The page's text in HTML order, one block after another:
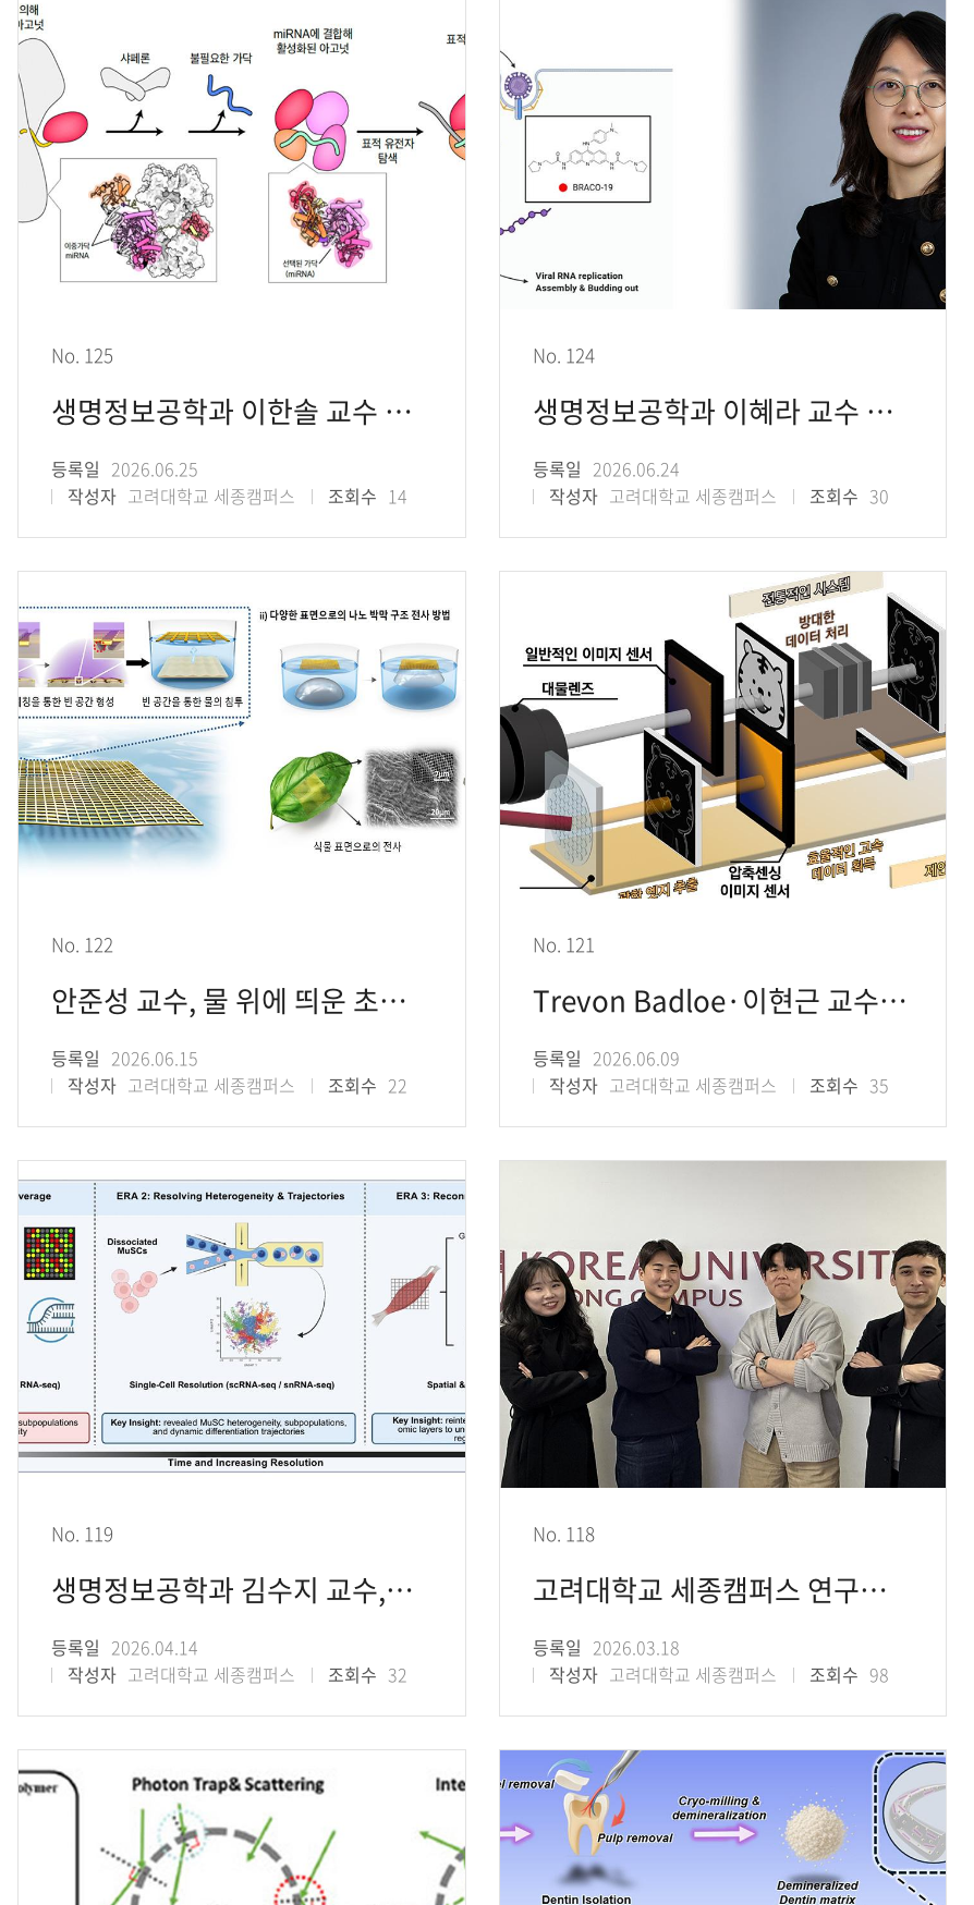
No. 125
생명정보공학과 이한솔 교수 공동연구팀, RNA 유전자 조절 복합체 형성 원리 세계 최초 규
등록일 2026.06.25
작성자 고려대학교 세종캠퍼스 조회수 14
No. 124
생명정보공학과 이혜라 교수 연구팀, 뎅기바이러스 유전체 G4 구조 표적 항바이러스 치료 전
등록일 2026.06.24
작성자 고려대학교 세종캠퍼스 조회수 30
No. 122
안준성 교수, 물 위에 띄운 초박막 금속 회로를 3차원 표면에 옮기는 나노전사 인쇄 기술
등록일 2026.06.15
작성자 고려대학교 세종캠퍼스 조회수 22
No. 121
Trevon Badloe·이현근 교수 공동 연구팀, 압축센싱 기반 메타렌즈 엣지 이미징 시
등록일 2026.06.09
작성자 고려대학교 세종캠퍼스 조회수 35
No. 119
생명정보공학과 김수지 교수,근육 줄기세포 노화, ‘세포 상태 재편’으로 새롭게 해석
등록일 2026.04.14
작성자 고려대학교 세종캠퍼스 조회수 32
No. 118
고려대학교 세종캠퍼스 연구팀, 광학 분야 세계 5위 학술지 OEA에 AI-메타포토닉스 연구
등록일 2026.03.18
작성자 고려대학교 세종캠퍼스 조회수 98